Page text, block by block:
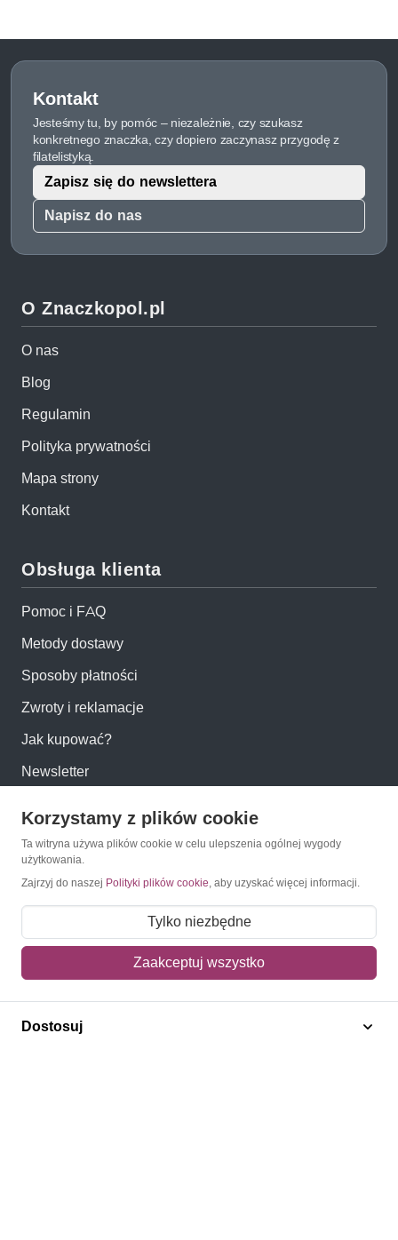
Kontakt
Jesteśmy tu, by pomóc – niezależnie, czy szukasz
konkretnego znaczka, czy dopiero zaczynasz przygodę z
filatelistyką.
Napisz do nas
Zapisz się do newslettera
O Znaczkopol.pl
O nas
Blog
Regulamin
Polityka prywatności
Mapa strony
Kontakt
Obsługa klienta
Pomoc i FAQ
Metody dostawy
Sposoby płatności
Zwroty i reklamacje
Jak kupować?
Newsletter
Konto
Moje zamówienia
Mój koszyk
Polecamy
Korzystamy z plików cookie
Ta witryna używa plików cookie w celu ulepszenia ogólnej wygody
użytkowania.
Zajrzyj do naszej Polityki plików cookie, aby uzyskać więcej informacji.
Tylko niezbędne
Zaakceptuj wszystko
Dostosuj